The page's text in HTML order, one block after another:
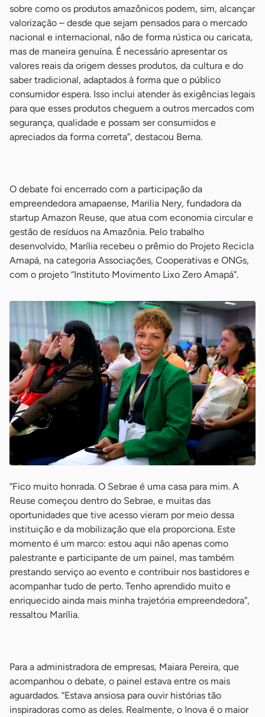
sobre como os produtos amazônicos podem, sim, alcançar
valorização – desde que sejam pensados para o mercado
nacional e internacional, não de forma rústica ou caricata,
mas de maneira genuína. É necessário apresentar os
valores reais da origem desses produtos, da cultura e do
saber tradicional, adaptados à forma que o público
consumidor espera. Isso inclui atender às exigências legais
para que esses produtos cheguem a outros mercados com
segurança, qualidade e possam ser consumidos e
apreciados da forma correta”, destacou Berna.
O debate foi encerrado com a participação da
empreendedora amapaense, Marilia Nery, fundadora da
startup Amazon Reuse, que atua com economia circular e
gestão de resíduos na Amazônia. Pelo trabalho
desenvolvido, Marília recebeu o prêmio do Projeto Recicla
Amapá, na categoria Associações, Cooperativas e ONGs,
com o projeto “Instituto Movimento Lixo Zero Amapá”.
“Fico muito honrada. O Sebrae é uma casa para mim. A
Reuse começou dentro do Sebrae, e muitas das
oportunidades que tive acesso vieram por meio dessa
instituição e da mobilização que ela proporciona. Este
momento é um marco: estou aqui não apenas como
palestrante e participante de um painel, mas também
prestando serviço ao evento e contribuir nos bastidores e
acompanhar tudo de perto. Tenho aprendido muito e
enriquecido ainda mais minha trajetória empreendedora”,
ressaltou Marília.
Para a administradora de empresas, Maiara Pereira, que
acompanhou o debate, o painel estava entre os mais
aguardados. “Estava ansiosa para ouvir histórias tão
inspiradoras como as deles. Realmente, o Inova é o maior